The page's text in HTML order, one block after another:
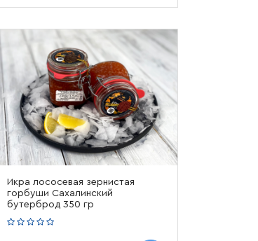
Икра лососевая зернистая
горбуши Сахалинский
бутерброд 350 гр